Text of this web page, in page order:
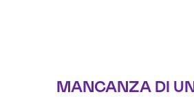
MANCANZA DI UN